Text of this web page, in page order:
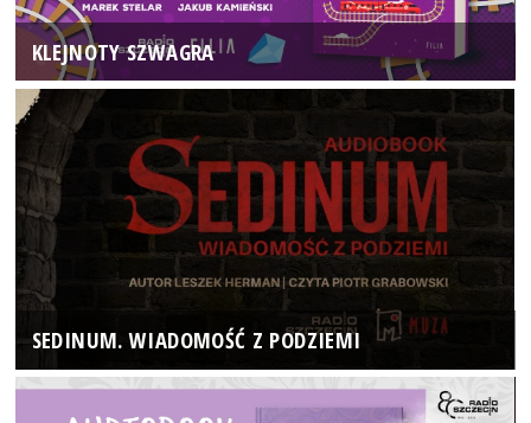
KLEJNOTY SZWAGRA
SEDINUM. WIADOMOŚĆ Z PODZIEMI